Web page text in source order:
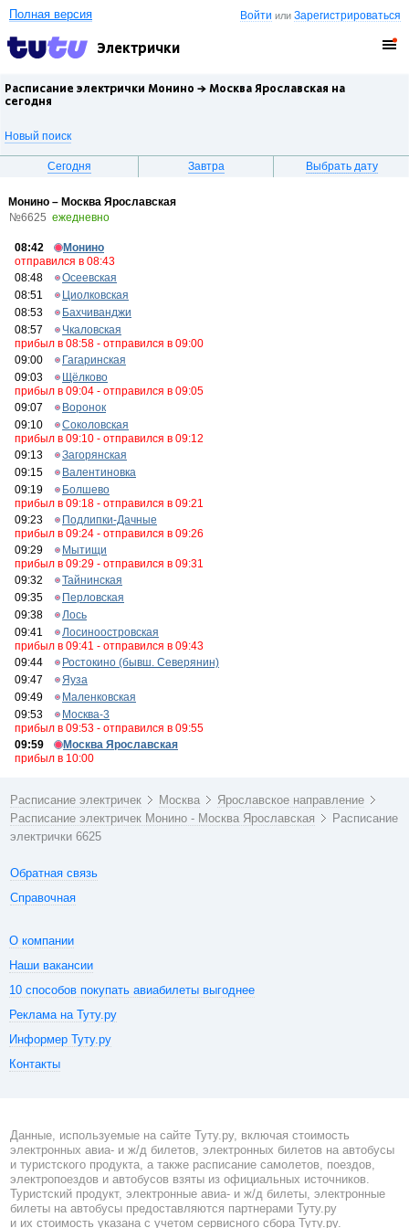
Войти илиЗарегистрироваться
Полная версия
Электрички
Расписание электрички Монино → Москва Ярославская на
сегодня
Новый поиск
Сегодня Завтра Выбрать дату
Монино – Москва Ярославская
№6625 ежедневно
08:42
Монино
отправился в 08:43
08:48
Осеевская
08:51
Циолковская
08:53
Бахчиванджи
08:57
Чкаловская
прибыл в 08:58 - отправился в 09:00
09:00
Гагаринская
09:03
Щёлково
прибыл в 09:04 - отправился в 09:05
09:07
Воронок
09:10
Соколовская
прибыл в 09:10 - отправился в 09:12
09:13
Загорянская
09:15
Валентиновка
09:19
Болшево
прибыл в 09:18 - отправился в 09:21
09:23
Подлипки-Дачные
прибыл в 09:24 - отправился в 09:26
09:29
Мытищи
прибыл в 09:29 - отправился в 09:31
09:32
Тайнинская
09:35
Перловская
09:38
Лось
09:41
Лосиноостровская
прибыл в 09:41 - отправился в 09:43
09:44
Ростокино (бывш. Северянин)
09:47
Яуза
09:49
Маленковская
09:53
Москва-3
прибыл в 09:53 - отправился в 09:55
09:59
Москва Ярославская
прибыл в 10:00
Расписание электричек Москва
Ярославское направление
Расписание электричек Монино - Москва Ярославская
Расписание
электрички 6625
Обратная связь
Справочная
О компании
Наши вакансии
10 способов покупать авиабилеты выгоднее
Реклама на Туту.ру
Информер Туту.ру
Контакты
Данные, используемые на сайте Туту.ру, включая стоимость
электронных авиа- и ж/д билетов, электронных билетов на автобусы
и туристского продукта, а также расписание самолетов, поездов,
электропоездов и автобусов взяты из официальных источников.
Туристский продукт, электронные авиа- и ж/д билеты, электронные
билеты на автобусы предоставляются партнерами Туту.ру
и их стоимость указана с учетом сервисного сбора Туту.ру.